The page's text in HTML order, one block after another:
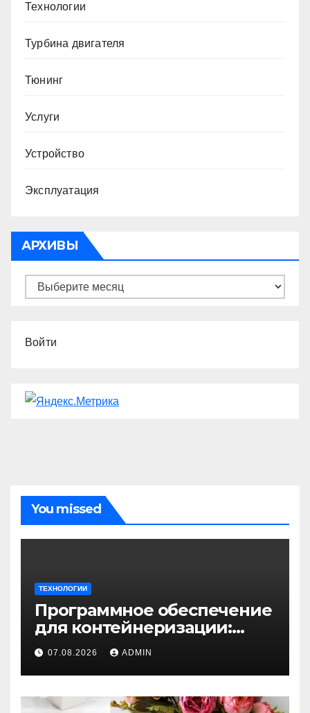
Технологии
Турбина двигателя
Тюнинг
Услуги
Устройство
Эксплуатация
АРХИВЫ
Архивы
Войти
You missed
ТЕХНОЛОГИИ
Программное обеспечение
для контейнеризации:
зачем оно необходимо
современным
приложениям
07.08.2026 ADMIN